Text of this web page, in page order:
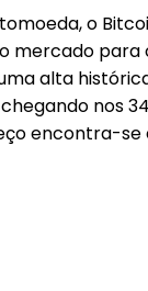
o
mercado para
alta
nos
encontra-se